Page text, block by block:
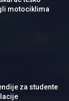
motociklima
za studente